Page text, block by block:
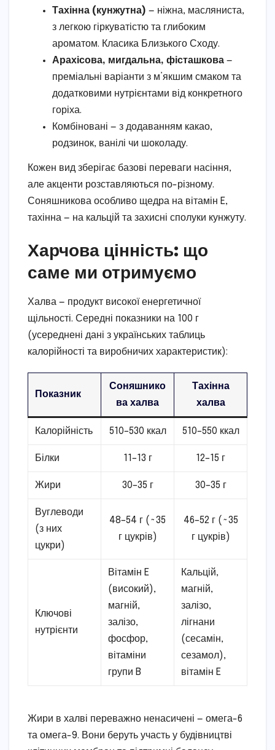
Тахінна (кунжутна) — ніжна, масляниста,
з легкою гіркуватістю та глибоким
ароматом. Класика Близького Сходу.
Арахісова, мигдальна, фісташкова —
преміальні варіанти з м’якшим смаком та
додатковими нутрієнтами від конкретного
горіха.
Комбіновані — з додаванням какао,
родзинок, ванілі чи шоколаду.
Кожен вид зберігає базові переваги насіння,
але акценти розставляються по-різному.
Соняшникова особливо щедра на вітамін E,
тахінна — на кальцій та захисні сполуки кунжуту.
Харчова цінність: що
саме ми отримуємо
Халва — продукт високої енергетичної
щільності. Середні показники на 100 г
(усереднені дані з українських таблиць
калорійності та виробничих характеристик):
Показник
Соняшнико
ва халва
Тахінна
халва
Калорійність 510–530 ккал 510–550 ккал
Білки 11–13 г 12–15 г
Жири 30–35 г 30–35 г
Вуглеводи
(з них
цукри)
48–54 г (~35
г цукрів)
46–52 г (~35
г цукрів)
Ключові
нутрієнти
Вітамін E
(високий),
магній,
залізо,
фосфор,
вітаміни
групи B
Кальцій,
магній,
залізо,
лігнани
(сесамін,
сезамол),
вітамін E
Жири в халві переважно ненасичені — омега-6
та омега-9. Вони беруть участь у будівництві